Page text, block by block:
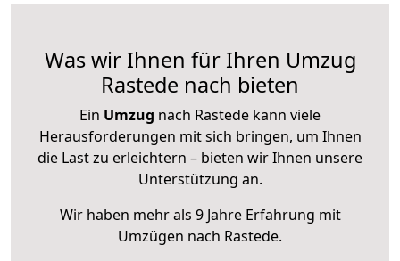
Was wir Ihnen für Ihren Umzug
Rastede nach bieten
Ein Umzug nach Rastede kann viele
Herausforderungen mit sich bringen, um Ihnen
die Last zu erleichtern – bieten wir Ihnen unsere
Unterstützung an.
Wir haben mehr als 9 Jahre Erfahrung mit
Umzügen nach Rastede.